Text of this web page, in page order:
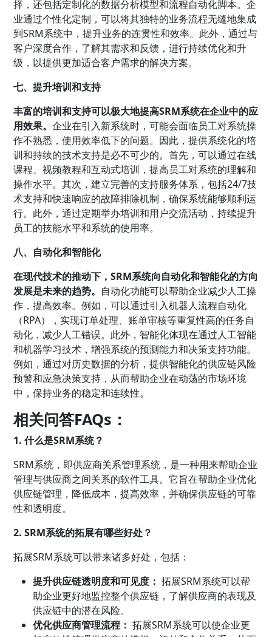
择，还包括定制化的数据分析模型和流程自动化脚本。企
业通过个性化定制，可以将其独特的业务流程无缝地集成
到SRM系统中，提升业务的连贯性和效率。此外，通过与
客户深度合作，了解其需求和反馈，进行持续优化和升
级，以提供更加适合客户需求的解决方案。
七、提升培训和支持
丰富的培训和支持可以极大地提高SRM系统在企业中的应
用效果。企业在引入新系统时，可能会面临员工对系统操
作不熟悉，使用效率低下的问题。因此，提供系统化的培
训和持续的技术支持是必不可少的。首先，可以通过在线
课程、视频教程和互动式培训，提高员工对系统的理解和
操作水平。其次，建立完善的支持服务体系，包括24/7技
术支持和快速响应的故障排除机制，确保系统能够顺利运
行。此外，通过定期举办培训和用户交流活动，持续提升
员工的技能水平和系统的使用率。
八、自动化和智能化
在现代技术的推动下，SRM系统向自动化和智能化的方向
发展是未来的趋势。 自动化功能可以帮助企业减少人工操
作，提高效率。例如，可以通过引入机器人流程自动化
（RPA），实现订单处理、账单审核等重复性高的任务自
动化，减少人工错误。此外，智能化体现在通过人工智能
和机器学习技术，增强系统的预测能力和决策支持功能。
例如，通过对历史数据的分析，提供智能化的供应链风险
预警和应急决策支持，从而帮助企业在动荡的市场环境
中，保持业务的稳定和连续性。
相关问答FAQs：
1. 什么是SRM系统？
SRM系统，即供应商关系管理系统，是一种用来帮助企业
管理与供应商之间关系的软件工具。它旨在帮助企业优化
供应链管理，降低成本，提高效率，并确保供应链的可靠
性和透明度。
2. SRM系统的拓展有哪些好处？
拓展SRM系统可以带来诸多好处，包括：
提升供应链透明度和可见度： 拓展SRM系统可以帮
助企业更好地监控整个供应链，了解供应商的表现及
供应链中的潜在风险。
优化供应商管理流程： 拓展SRM系统可以使企业更